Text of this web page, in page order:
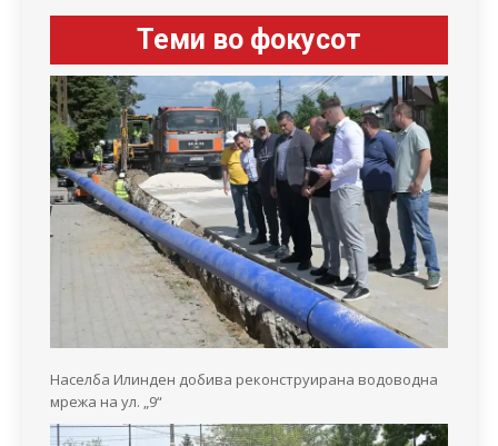
Теми во фокусот
Населба Илинден добива реконструирана водоводна
мрежа на ул. „9“